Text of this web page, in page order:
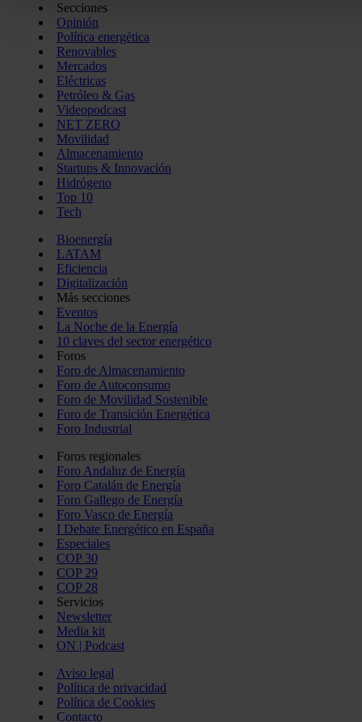
Las cookies de este sitio web se usan para personalizar el
funciones de redes sociales y analizar el tráfico. Además,
uso que haga del sitio web con nuestros partners de redes
quienes pueden combinarla con otra información que les
recopilado a partir del uso que haya hecho de sus servicios.
Secciones
Opinión
Política energética
Renovables
Mercados
Eléctricas
Petróleo & Gas
Videopodcast
NET ZERO
Movilidad
Almacenamiento
Startups & Innovación
Hidrógeno
Top 10
Tech
Bioenergía
LATAM
Eficiencia
Digitalización
Más secciones
Eventos
La Noche de la Energía
10 claves del sector energético
Foros
Foro de Almacenamiento
Foro de Autoconsumo
Foro de Movilidad Sostenible
Foro de Transición Energética
Foro Industrial
Foros regionales
Foro Andaluz de Energía
Foro Catalán de Energía
Foro Gallego de Energía
Foro Vasco de Energía
I Debate Energético en España
Especiales
COP 30
COP 29
COP 28
Servicios
Newsletter
Media kit
ON | Podcast
Aviso legal
Política de privacidad
Política de Cookies
Contacto